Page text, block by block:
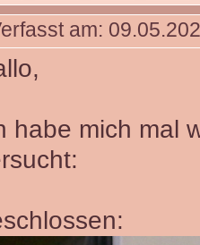
am:
habe mich mal